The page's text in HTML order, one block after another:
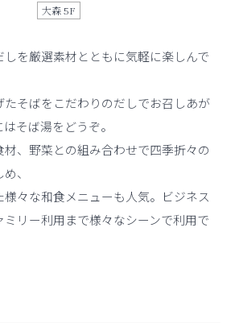
大森 5F
しを厳選素材とともに気軽に楽しんで
たそばをこだわりのだしでお召しあが
そば湯をどうぞ。
材、野菜との組み合わせで四季折々の
、
様々な和食メニューも人気。ビジネス
リー利用まで様々なシーンで利用で